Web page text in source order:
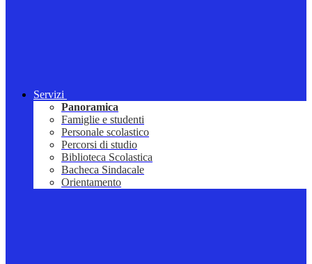
Servizi
Panoramica
Famiglie e studenti
Personale scolastico
Percorsi di studio
Biblioteca Scolastica
Bacheca Sindacale
Orientamento